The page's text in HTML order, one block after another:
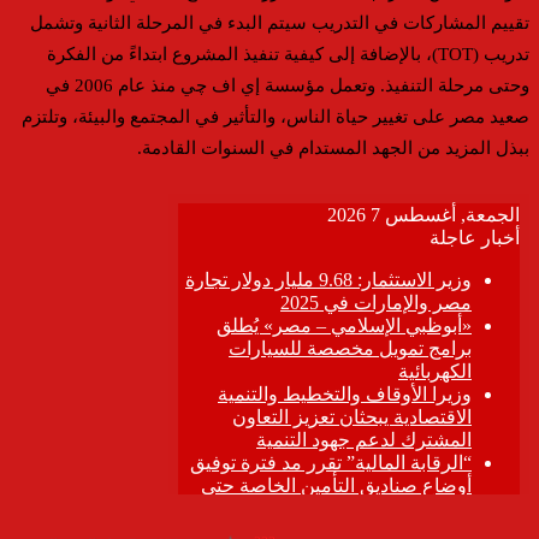
تقييم المشاركات في التدريب سيتم البدء في المرحلة الثانية وتشمل
تدريب (TOT)، بالإضافة إلى كيفية تنفيذ المشروع ابتداءً من الفكرة
وحتى مرحلة التنفيذ. وتعمل مؤسسة إي اف چي منذ عام 2006 في
صعيد مصر على تغيير حياة الناس، والتأثير في المجتمع والبيئة، وتلتزم
ببذل المزيد من الجهد المستدام في السنوات القادمة.